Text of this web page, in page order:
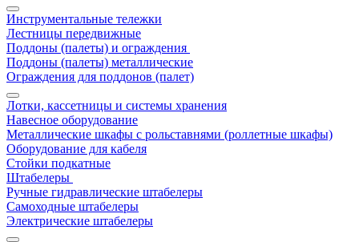
Инструментальные тележки
Лестницы передвижные
Поддоны (палеты) и ограждения
Поддоны (палеты) металлические
Ограждения для поддонов (палет)
Лотки, кассетницы и системы хранения
Навесное оборудование
Металлические шкафы с рольставнями (роллетные шкафы)
Оборудование для кабеля
Стойки подкатные
Штабелеры
Ручные гидравлические штабелеры
Самоходные штабелеры
Электрические штабелеры